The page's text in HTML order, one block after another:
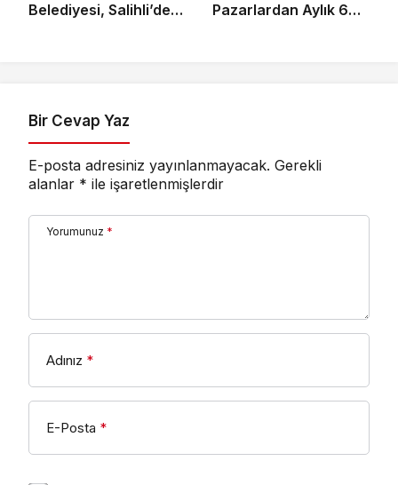
Belediyesi, Salihli’de 4
Pazarlardan Aylık 600
Bir Cevap Yaz
E-posta adresiniz yayınlanmayacak. Gerekli
alanlar * ile işaretlenmişlerdir
Yorumunuz *
Adınız *
E-Posta *